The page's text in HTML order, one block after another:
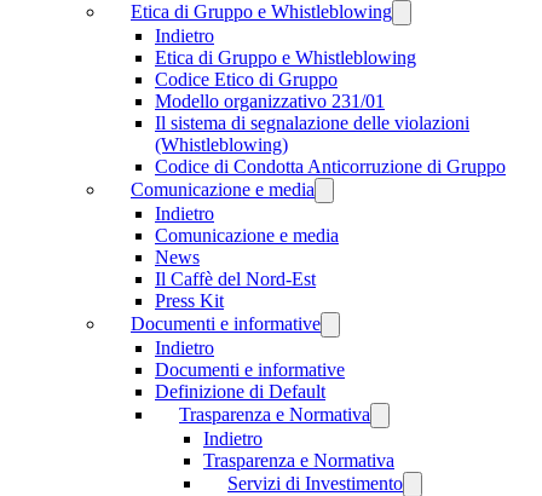
Etica di Gruppo e Whistleblowing
Indietro
Etica di Gruppo e Whistleblowing
Codice Etico di Gruppo
Modello organizzativo 231/01
Il sistema di segnalazione delle violazioni
(Whistleblowing)
Codice di Condotta Anticorruzione di Gruppo
Comunicazione e media
Indietro
Comunicazione e media
News
Il Caffè del Nord-Est
Press Kit
Documenti e informative
Indietro
Documenti e informative
Definizione di Default
Trasparenza e Normativa
Indietro
Trasparenza e Normativa
Servizi di Investimento